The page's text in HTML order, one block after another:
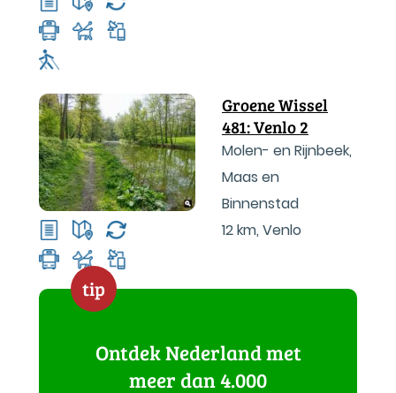
Groene Wissel
481: Venlo 2
Molen- en Rijnbeek,
Maas en
Binnenstad
12 km, Venlo
tip
Ontdek Nederland met
meer dan 4.000